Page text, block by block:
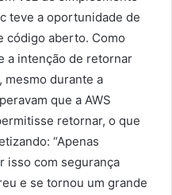
teve a oportunidade de
código aberto. Como
a intenção de retornar
mesmo durante a
que a AWS
retornar, o que
“Apenas
isso com segurança
e se tornou um grande